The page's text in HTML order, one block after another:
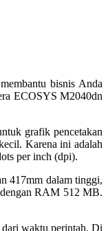
bisnis Anda
ECOSYS M2040dn
grafik pencetakan
Karena ini adalah
per inch (dpi).
417mm dalam tinggi,
dengan RAM 512 MB.
dari waktu perintah. Di